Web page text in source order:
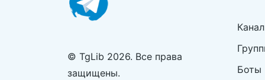
© TgLib 2026. Все права
защищены.
Боты